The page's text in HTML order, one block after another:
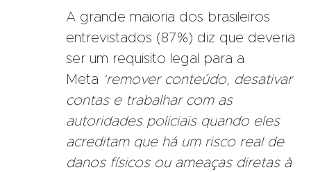
A grande maioria dos brasileiros
entrevistados (87%) diz que deveria
ser um requisito legal para a
Meta ‘remover conteúdo, desativar
contas e trabalhar com as
autoridades policiais quando eles
acreditam que há um risco real de
danos físicos ou ameaças diretas à